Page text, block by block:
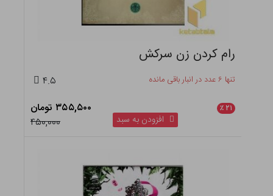
رام کردن زن سرکش
تنها ۶ عدد در انبار باقی مانده ۴.۵
۲۱ ٪
۳۵۵,۵۰۰ تومان
۴۵۰,۰۰۰
افزودن به سبد